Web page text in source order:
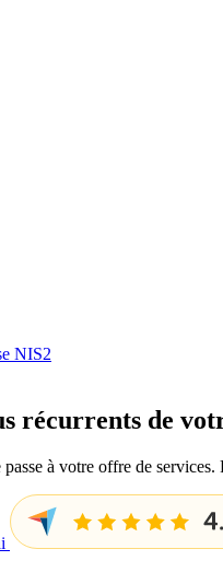
NIS2
récurrents de
à votre offre de